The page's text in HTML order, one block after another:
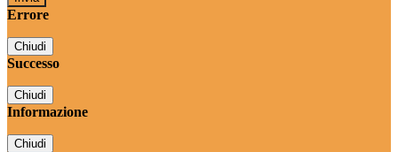
Errore
Chiudi
Successo
Chiudi
Informazione
Chiudi